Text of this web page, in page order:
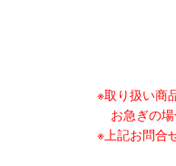
※取り扱い商
お急ぎの
※上記お問合